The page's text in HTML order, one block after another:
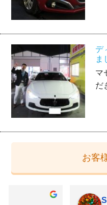
デ
ま
マ
だ
お客
Shuhei Kuno